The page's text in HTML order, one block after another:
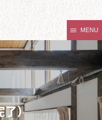
MENU
了）